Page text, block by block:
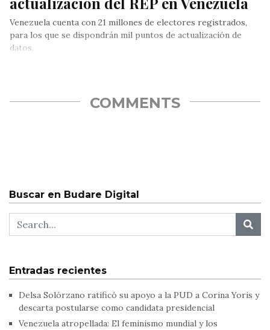
Venezuela cuenta con 21 millones de electores registrados,
para los que se dispondrán mil puntos de actualización de
datos.
COMMENTS
Buscar en Budare Digital
Entradas recientes
Delsa Solórzano ratificó su apoyo a la PUD a Corina Yoris y
descarta postularse como candidata presidencial
Venezuela atropellada: El feminismo mundial y los